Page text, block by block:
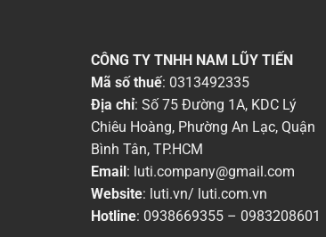
CÔNG TY TNHH NAM LŨY TIẾN
Mã số thuế: 0313492335
Địa chỉ: Số 75 Đường 1A, KDC Lý
Chiêu Hoàng, Phường An Lạc, Quận
Bình Tân, TP.HCM
Email : luti.company@gmail.com
Website: luti.vn/ luti.com.vn
Hotline: 0938669355 – 0983208601